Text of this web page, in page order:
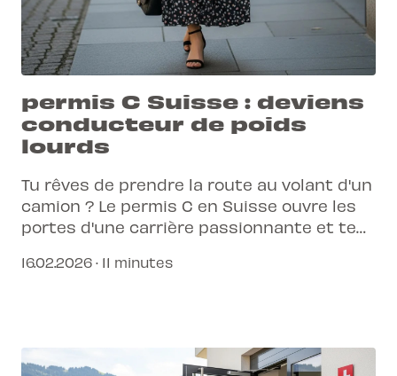
permis C Suisse : deviens
conducteur de poids
lourds
Tu rêves de prendre la route au volant d'un
camion ? Le permis C en Suisse ouvre les
portes d'une carrière passionnante et te
Découvre comment l'obtenir.
16.02.2026 · 11 minutes